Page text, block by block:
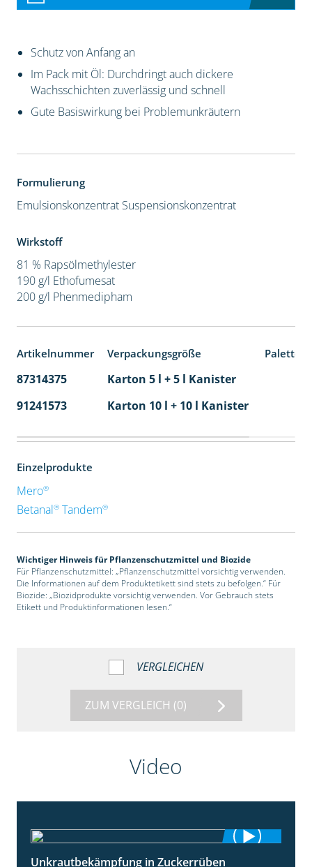
Schutz von Anfang an
Im Pack mit Öl: Durchdringt auch dickere
Wachsschichten zuverlässig und schnell
Gute Basiswirkung bei Problemunkräutern
Formulierung
Emulsionskonzentrat Suspensionskonzentrat
Wirkstoff
81 % Rapsölmethylester
190 g/l Ethofumesat
200 g/l Phenmedipham
Artikelnummer Verpackungsgröße
87314375 Karton 5 l + 5 l Kanister
91241573
Karton 10 l + 10 l Kanister
Einzelprodukte
Mero®
Betanal®Tandem®
Wichtiger Hinweis für Pflanzenschutzmittel und Biozide
Für Pflanzenschutzmittel: „Pflanzenschutzmittel vorsichtig verwenden.
Die Informationen auf dem Produktetikett sind stets zu befolgen.“ Für
Biozide: „Biozidprodukte vorsichtig verwenden. Vor Gebrauch stets
Etikett und Produktinformationen lesen.“
VERGLEICHEN
ZUM VERGLEICH (0)
Video
Unkrautbekämpfung in Zuckerrüben